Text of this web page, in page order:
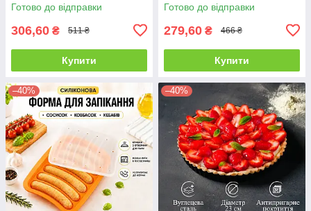
Готово до відправки
306,60 ₴ 511 ₴
Купити
Готово до відправки
279,60 ₴ 466 ₴
Купити
–40% –40%